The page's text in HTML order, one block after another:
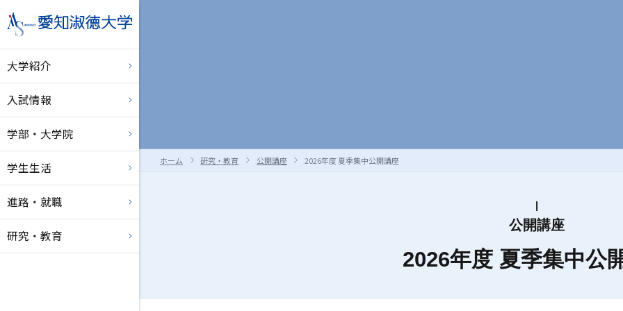
大学紹介
入試情報
学部・大学院
学生生活
進路・就職
研究・教育
ホーム 研究・教育 公開講座 2026年度 夏季集中公開講座
公開講座
2026年度 夏季集中公